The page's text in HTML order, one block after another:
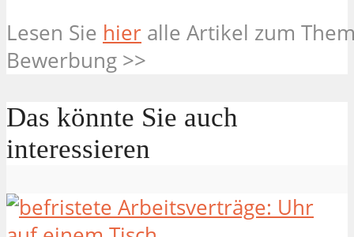
Lesen Sie hier alle Artikel zum
Bewerbung >>
Das könnte Sie auch
interessieren